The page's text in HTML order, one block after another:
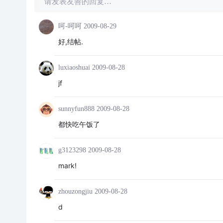
呵-呵呵 2009-08-29
好,结帖.
luxiaoshuai 2009-08-28
jf
sunnyfun888 2009-08-28
都快吃午饭了
g3123298 2009-08-28
mark!
zhouzongjiu 2009-08-28
d